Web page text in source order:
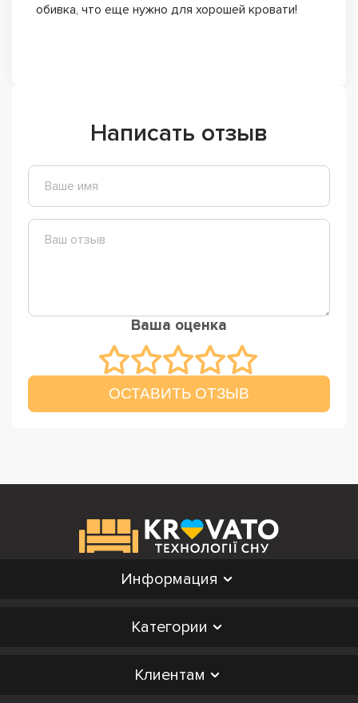
обивка, что еще нужно для хорошей кровати!
Написать отзыв
Ваша оценка
ОСТАВИТЬ ОТЗЫВ
Информация
Категории
Клиентам